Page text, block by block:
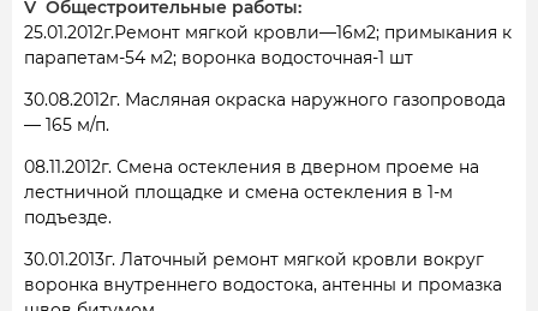
V Общестроительные работы:
25.01.2012г.Ремонт мягкой кровли—16м2; примыкания к
парапетам-54 м2; воронка водосточная-1 шт
30.08.2012г. Масляная окраска наружного газопровода
— 165 м/п.
08.11.2012г. Смена остекления в дверном проеме на
лестничной площадке и смена остекления в 1-м
подъезде.
30.01.2013г. Латочный ремонт мягкой кровли вокруг
воронка внутреннего водостока, антенны и промазка